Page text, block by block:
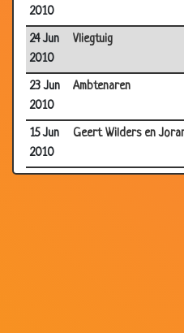
2010
24 Jun
2010
Vliegtuig
23 Jun
2010
Ambtenaren
15 Jun
2010
Geert Wilders en